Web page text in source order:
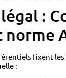
:
fixent
: